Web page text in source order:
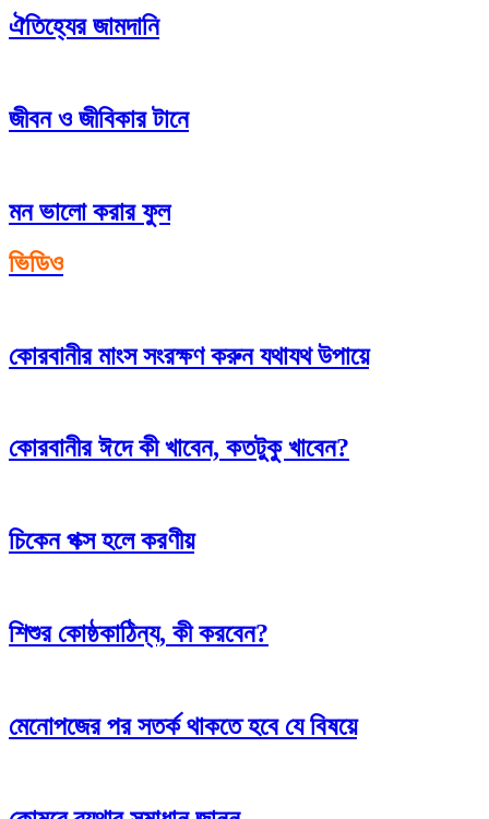
ঐতিহ্যের জামদানি
জীবন ও জীবিকার টানে
মন ভালো করার ফুল
ভিডিও
কোরবানীর মাংস সংরক্ষণ করুন যথাযথ উপায়ে
কোরবানীর ঈদে কী খাবেন, কতটুকু খাবেন?
চিকেন পক্স হলে করণীয়
শিশুর কোষ্ঠকাঠিন্য, কী করবেন?
মেনোপজের পর সতর্ক থাকতে হবে যে বিষয়ে